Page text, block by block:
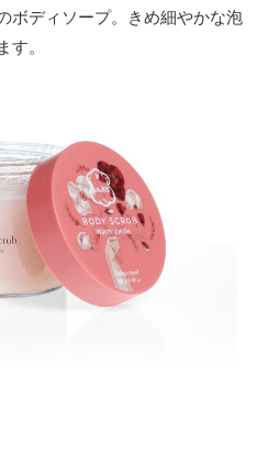
ボディソープ。きめ細やかな泡
。